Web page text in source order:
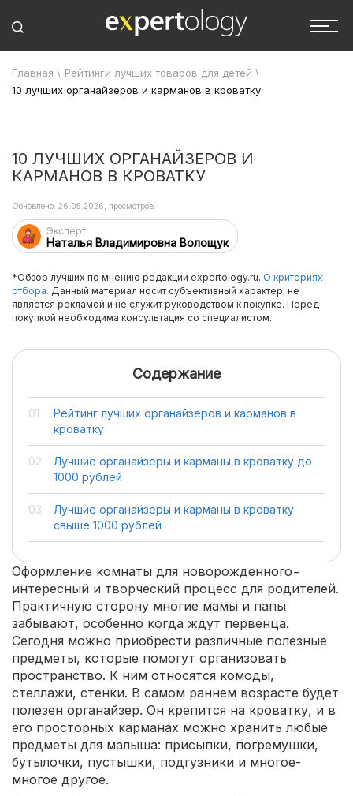
Главная \ Рейтинги лучших товаров для детей \
10 лучших органайзеров и карманов в кроватку
10 ЛУЧШИХ ОРГАНАЙЗЕРОВ И
КАРМАНОВ В КРОВАТКУ
Эксперт
Наталья Владимировна Волощук
Обновлено: 26.05.2026, просмотров:
*Обзор лучших по мнению редакции expertology.ru. О критериях
отбора. Данный материал носит субъективный характер, не
является рекламой и не служит руководством к покупке. Перед
покупкой необходима консультация со специалистом.
Содержание
Рейтинг лучших органайзеров и карманов в
кроватку
Лучшие органайзеры и карманы в кроватку до
1000 рублей
Лучшие органайзеры и карманы в кроватку
свыше 1000 рублей
Оформление комнаты для новорожденного−
интересный и творческий процесс для родителей.
Практичную сторону многие мамы и папы
забывают, особенно когда ждут первенца.
Сегодня можно приобрести различные полезные
предметы, которые помогут организовать
пространство. К ним относятся комоды,
стеллажи, стенки. В самом раннем возрасте будет
полезен органайзер. Он крепится на кроватку, и в
его просторных карманах можно хранить любые
предметы для малыша: присыпки, погремушки,
бутылочки, пустышки, подгузники и многое-
многое другое.